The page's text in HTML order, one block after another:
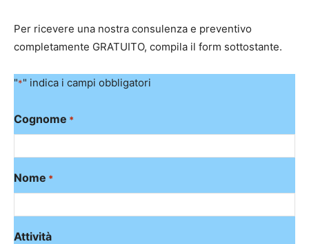
Per ricevere una nostra consulenza e preventivo
completamente GRATUITO, compila il form sottostante.
"*" indica i campi obbligatori
Cognome *
Nome *
Attività